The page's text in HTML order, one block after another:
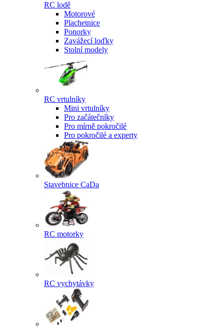
RC lodě
Motorové
Plachetnice
Ponorky
Zavážecí loďky
Stolní modely
RC vrtulníky
Mini vrtulníky
Pro začátečníky
Pro mírně pokročilé
Pro pokročilé a experty
Stavebnice CaDa
RC motorky
RC vychytávky